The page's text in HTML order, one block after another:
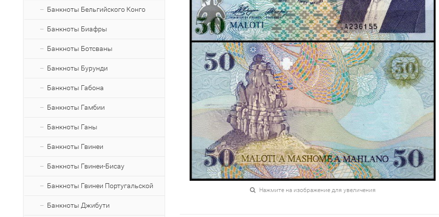
Банкноты Бельгийского Конго
Банкноты Биафры
Банкноты Ботсваны
Банкноты Бурунди
Банкноты Габона
Банкноты Гамбии
Банкноты Ганы
Банкноты Гвинеи
Банкноты Гвинеи-Бисау
Банкноты Гвинеи Португальской
Банкноты Джибути
Нажмите на изображение для увеличения